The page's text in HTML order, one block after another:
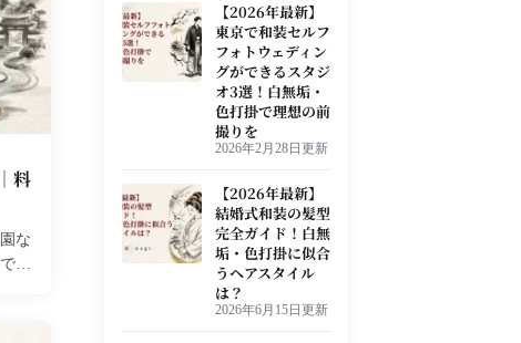
料
な
詳
2026年2月28日更新
【2026年最新】
東京で和装セルフ
フォトウェディン
グができるスタジ
オ3選！白無垢・
色打掛で理想の前
撮りを
2026年6月15日更新
【2026年最新】
結婚式和装の髪型
完全ガイド！白無
垢・色打掛に似合
うヘアスタイル
は？